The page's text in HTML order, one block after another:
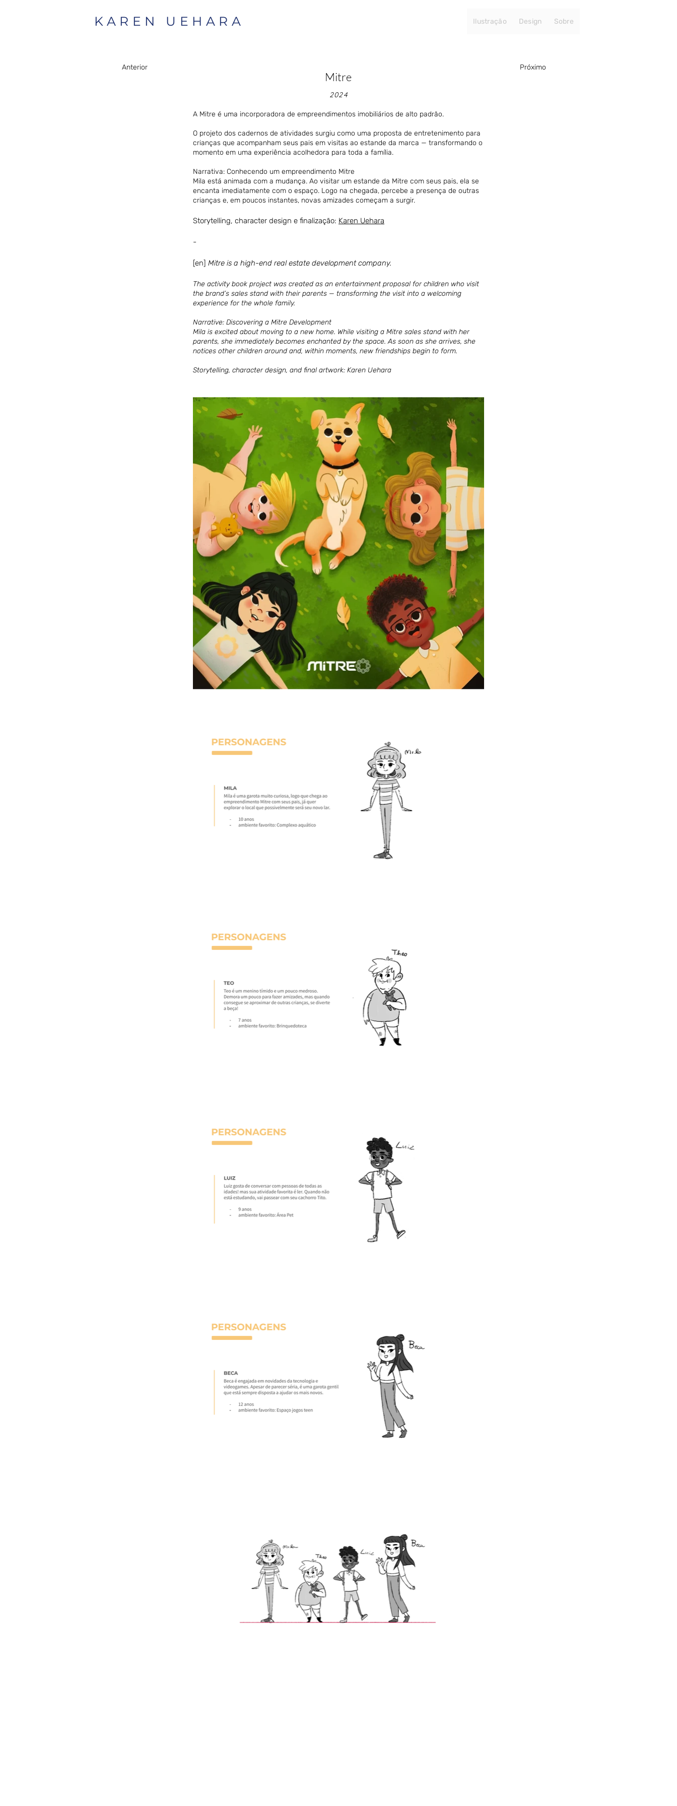
KAREN UEHARA Ilustração Design Sobre
Anterior
Mitre
Próximo
2024
A Mitre é uma incorporadora de empreendimentos imobiliários de alto padrão.
O projeto dos cadernos de atividades surgiu como uma proposta de entretenimento para
crianças que acompanham seus pais em visitas ao estande da marca — transformando o
momento em uma experiência acolhedora para toda a família.
Narrativa: Conhecendo um empreendimento Mitre
Mila está animada com a mudança. Ao visitar um estande da Mitre com seus pais, ela se
encanta imediatamente com o espaço. Logo na chegada, percebe a presença de outras
crianças e, em poucos instantes, novas amizades começam a surgir.
Storytelling, character design e finalização: Karen Uehara
-
[en] Mitre is a high-end real estate development company.
The activity book project was created as an entertainment proposal for children who visit
the brand’s sales stand with their parents — transforming the visit into a welcoming
experience for the whole family.
Narrative: Discovering a Mitre Development
Mila is excited about moving to a new home. While visiting a Mitre sales stand with her
parents, she immediately becomes enchanted by the space. As soon as she arrives, she
notices other children around and, within moments, new friendships begin to form.
Storytelling, character design, and final artwork: Karen Uehara